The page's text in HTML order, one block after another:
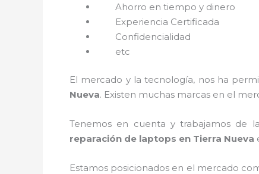
Ahorro en tiempo y dinero
Experiencia Certificada
Confidencialidad
etc
El mercado y la tecnología, nos ha
Nueva. Existen muchas marcas en el
Tenemos en cuenta y trabajamos de
reparación de laptops en Tierra Nueva
Estamos posicionados en el mercado